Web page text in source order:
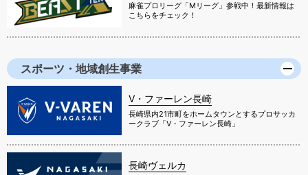
麻雀プロリーグ「Mリーグ」参戦中！最新情報は
こちらをチェック！
スポーツ・地域創生事業
V・ファーレン長崎
長崎県内21市町をホームタウンとするプロサッカ
ークラブ「V・ファーレン長崎」
長崎ヴェルカ